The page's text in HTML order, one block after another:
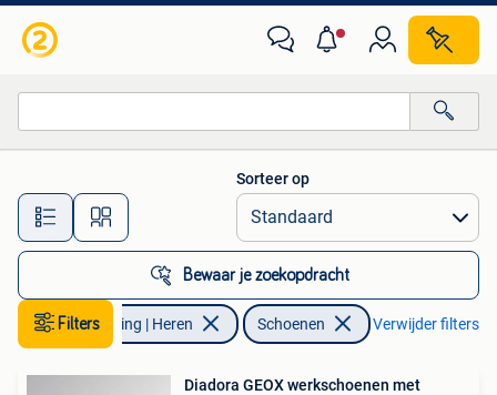
Alle afstanden…
Sorteer op
Bewaar je zoekopdracht
FiltersKleding | Heren Schoenen Verwijder filters
Diadora GEOX werkschoenen met